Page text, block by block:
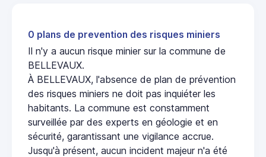
0 plans de prevention des risques miniers
Il n'y a aucun risque minier sur la commune de
BELLEVAUX.
À BELLEVAUX, l'absence de plan de prévention
des risques miniers ne doit pas inquiéter les
habitants. La commune est constamment
surveillée par des experts en géologie et en
sécurité, garantissant une vigilance accrue.
Jusqu'à présent, aucun incident majeur n'a été